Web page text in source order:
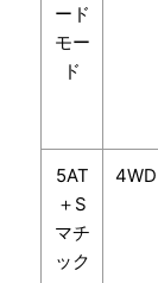
ード
モー
ド
5AT
＋S
マチ
ック
4WD